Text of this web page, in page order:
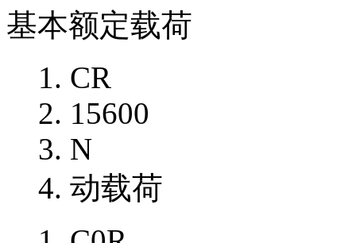
基本额定载荷
CR
15600
N
动载荷